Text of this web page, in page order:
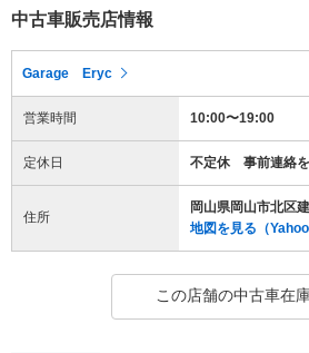
中古車販売店情報
Garage Eryc
営業時間 10:00〜19:00
定休日 不定休 事前連絡を
住所
岡山県岡山市北区
地図を見る（
この店舗の中古車在